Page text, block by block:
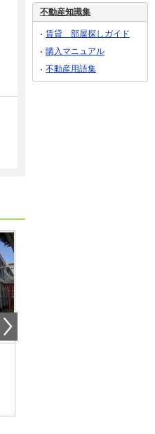
不動産知識集
賃貸 部屋探しガイド
購入マニュアル
不動産用語集